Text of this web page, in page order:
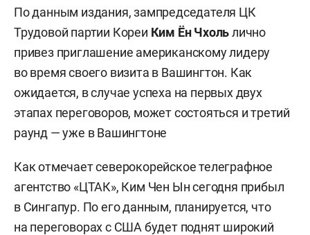
По данным издания, зампредседателя ЦК
Трудовой партии Кореи Ким Ён Чхольлично
привез приглашение американскому лидеру
во время своего визита в Вашингтон. Как
ожидается, в случае успеха на первых двух
этапах переговоров, может состояться и третий
раунд — уже в Вашингтоне
Как отмечает северокорейское телеграфное
агентство «ЦТАК», Ким Чен Ын сегодня прибыл
в Сингапур. По его данным, планируется, что
на переговорах с США будет поднят широкий